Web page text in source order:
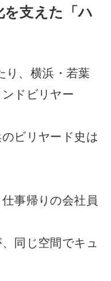
支えた「ハ
り、横浜・若葉
ドビリヤー
ビリヤード史は
事帰りの会社員
同じ空間でキュ